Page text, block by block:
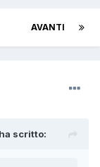
AVANTI
scritto: